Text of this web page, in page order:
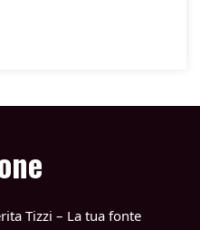
Tizzi – La tua fonte